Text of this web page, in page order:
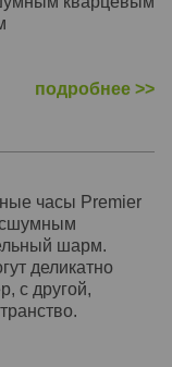
подробнее >>
часы Premier
шарм.
деликатно
с другой,